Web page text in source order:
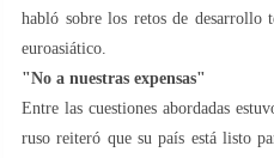
habló sobre los retos de desarrollo
euroasiático.
"No a nuestras expensas"
Entre las cuestiones abordadas
ruso reiteró que su país está listo